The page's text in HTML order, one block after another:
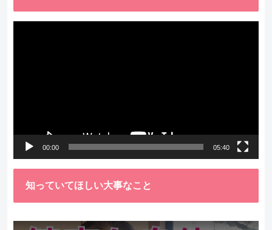
00:00 05:40
知っていてほしい大事なこと